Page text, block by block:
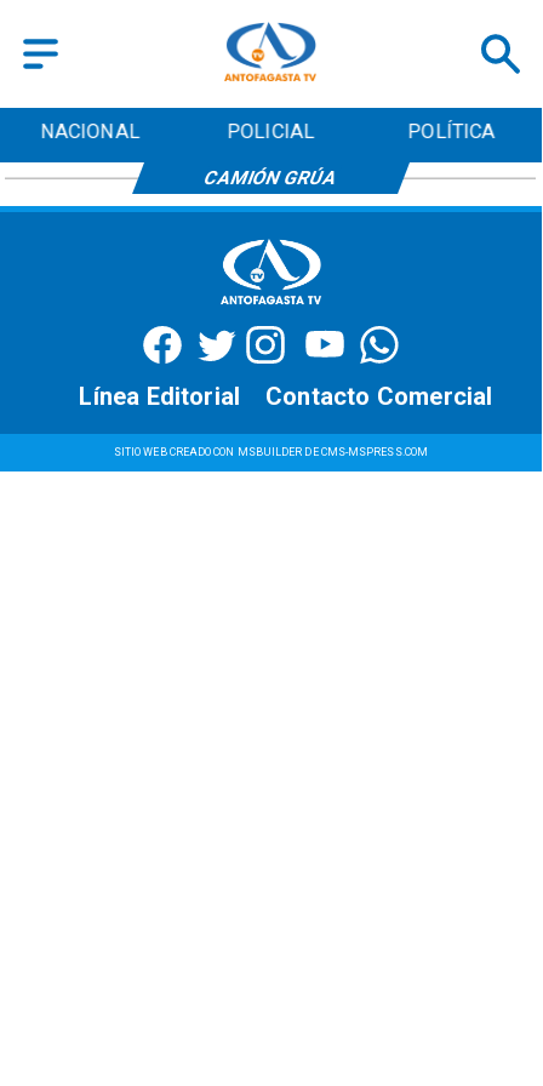
NACIONAL POLICIAL POLÍTICA
CAMIÓN GRÚA
SITIO WEB CREADO CON MSBUILDER DE CMS-MSPRESS.COM
Contacto Comercial
Línea Editorial